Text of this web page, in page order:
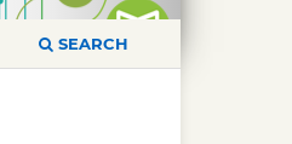
SEARCH